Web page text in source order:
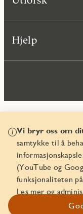
Vi bryr oss om
samtykke til å
(YouTube og
funksjonaliteten
Les mer og
Hjelp
©